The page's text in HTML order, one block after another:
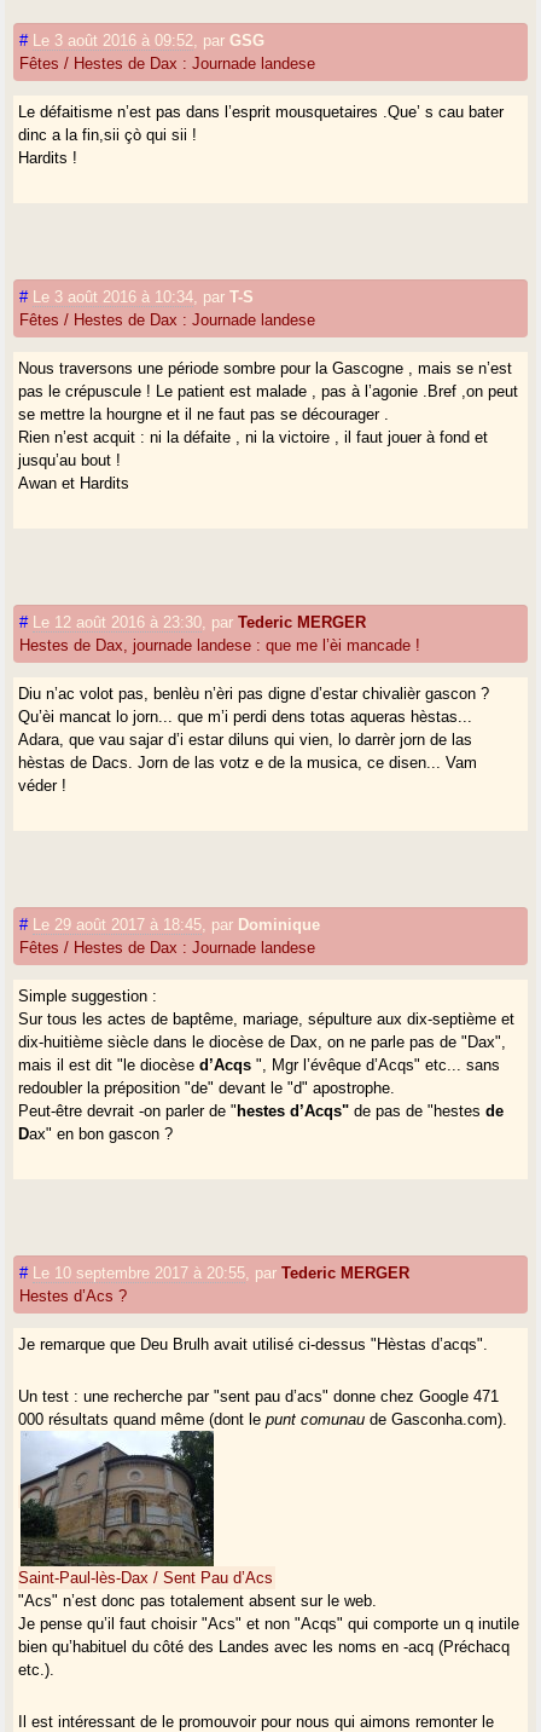
# Le 3 août 2016 à 09:52 parGSG
Fêtes / Hestes de Dax : Journade landese
Le défaitisme n’est pas dans l’esprit mousquetaires .Que’ s cau bater
dinc a la fin,sii çò qui sii !
Hardits !
# Le 3 août 2016 à 10:34 parT-S
Fêtes / Hestes de Dax : Journade landese
Nous traversons une période sombre pour la Gascogne , mais se n’est
pas le crépuscule ! Le patient est malade , pas à l’agonie .Bref ,on peut
se mettre la hourgne et il ne faut pas se décourager .
Rien n’est acquit : ni la défaite , ni la victoire , il faut jouer à fond et
jusqu’au bout !
Awan et Hardits
# Le 12 août 2016 à 23:30 parTederic MERGER
Hestes de Dax, journade landese : que me l’èi mancade !
Diu n’ac volot pas, benlèu n’èri pas digne d’estar chivalièr gascon ?
Qu’èi mancat lo jorn... que m’i perdi dens totas aqueras hèstas...
Adara, que vau sajar d’i estar diluns qui vien, lo darrèr jorn de las
hèstas de Dacs. Jorn de las votz e de la musica, ce disen... Vam
véder !
# Le 29 août 2017 à 18:45 par Dominique
Fêtes / Hestes de Dax : Journade landese
Simple suggestion :
Sur tous les actes de baptême, mariage, sépulture aux dix-septième et
dix-huitième siècle dans le diocèse de Dax, on ne parle pas de "Dax",
mais il est dit "le diocèsed’Acqs ", Mgr l’évêque d’Acqs" etc... sans
redoubler la préposition "de" devant le "d" apostrophe.
Peut-être devrait -on parler de " hestes d’Acqs" de pas de "hestesde
Dax" en bon gascon ?
# Le 10 septembre 2017 à 20:55 parTederic MERGER
Hestes d’Acs ?
Je remarque que Deu Brulh avait utilisé ci-dessus "Hèstas d’acqs".
Un test : une recherche par "sent pau d’acs" donne chez Google 471
000 résultats quand même (dont lepunt comunau de Gasconha.com).
Saint-Paul-lès-Dax / Sent Pau d’Acs
"Acs" n’est donc pas totalement absent sur le web.
Je pense qu’il faut choisir "Acs" et non "Acqs" qui comporte un q inutile
bien qu’habituel du côté des Landes avec les noms en -acq (Préchacq
etc.).
Il est intéressant de le promouvoir pour nous qui aimons remonter le